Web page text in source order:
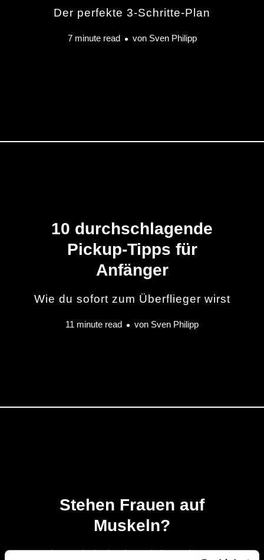
Der perfekte 3-Schritte-Plan
7 minute read von Sven Philipp
10 durchschlagende
Pickup-Tipps für
Anfänger
Wie du sofort zum Überflieger wirst
11 minute read von Sven Philipp
Stehen Frauen auf
Muskeln?
Die Wahrheit über deine Fitness